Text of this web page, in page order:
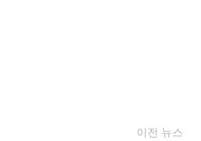
이전 뉴스